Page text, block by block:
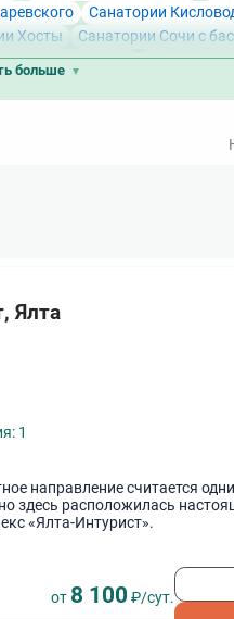
Санатории
Хосты
Санатории Сочи с
Кисловодска
Санатории
больше
Ялта
1
направление считается
здесь расположилась
«Ялта-Интурист».
от 8 100 ₽/сут.